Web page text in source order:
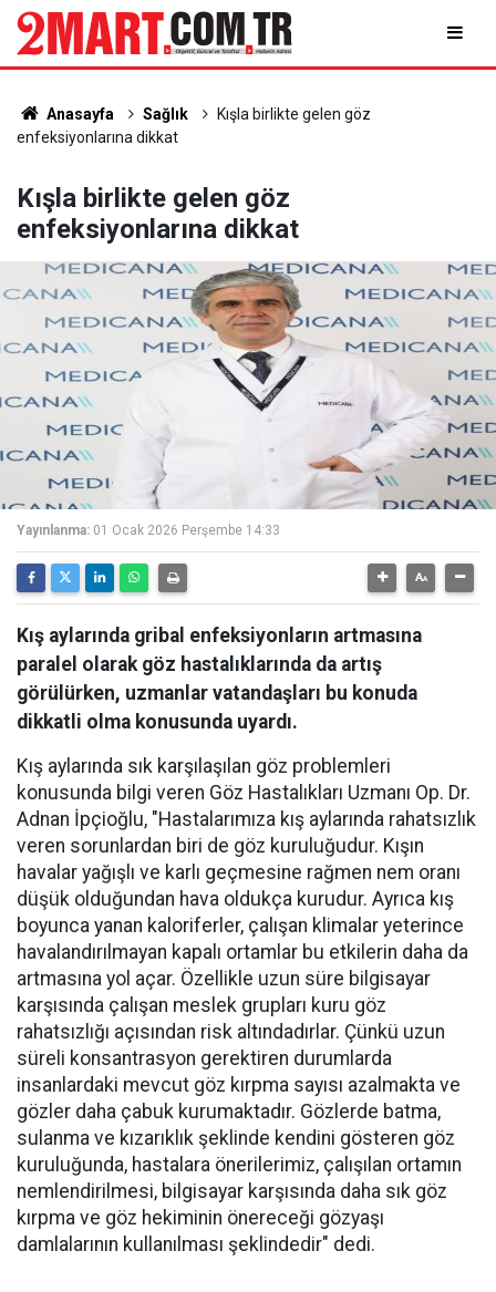
Anasayfa Sağlık
Kışla birlikte gelen göz
enfeksiyonlarına dikkat
Kışla birlikte gelen göz
enfeksiyonlarına dikkat
Yayınlanma: 01 Ocak 2026 Perşembe 14:33
Kış aylarında gribal enfeksiyonların artmasına
paralel olarak göz hastalıklarında da artış
görülürken, uzmanlar vatandaşları bu konuda
dikkatli olma konusunda uyardı.
Kış aylarında sık karşılaşılan göz problemleri
konusunda bilgi veren Göz Hastalıkları Uzmanı Op. Dr.
Adnan İpçioğlu, "Hastalarımıza kış aylarında rahatsızlık
veren sorunlardan biri de göz kuruluğudur. Kışın
havalar yağışlı ve karlı geçmesine rağmen nem oranı
düşük olduğundan hava oldukça kurudur. Ayrıca kış
boyunca yanan kaloriferler, çalışan klimalar yeterince
havalandırılmayan kapalı ortamlar bu etkilerin daha da
artmasına yol açar. Özellikle uzun süre bilgisayar
karşısında çalışan meslek grupları kuru göz
rahatsızlığı açısından risk altındadırlar. Çünkü uzun
süreli konsantrasyon gerektiren durumlarda
insanlardaki mevcut göz kırpma sayısı azalmakta ve
gözler daha çabuk kurumaktadır. Gözlerde batma,
sulanma ve kızarıklık şeklinde kendini gösteren göz
kuruluğunda, hastalara önerilerimiz, çalışılan ortamın
nemlendirilmesi, bilgisayar karşısında daha sık göz
kırpma ve göz hekiminin önereceği gözyaşı
damlalarının kullanılması şeklindedir" dedi.